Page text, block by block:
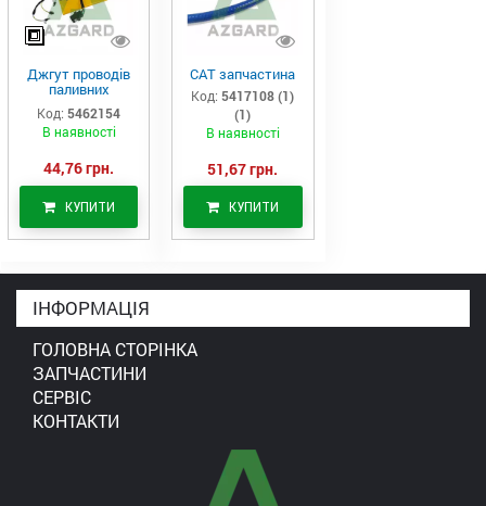
Джгут проводів
паливних
форсунок CAT
C7/C9 (546-2154)
Код: 5462154
В наявності
44,76 грн.
КУПИТИ
САТ запчастина
Код: 5417108 (1)
(1)
В наявності
51,67 грн.
КУПИТИ
ІНФОРМАЦІЯ
ГОЛОВНА СТОРІНКА
ЗАПЧАСТИНИ
СЕРВІС
КОНТАКТИ